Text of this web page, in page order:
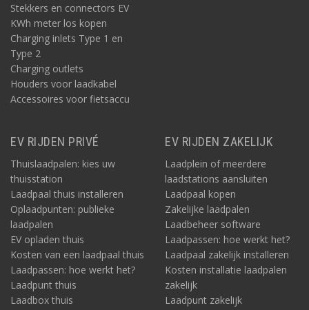
Stekkers en connectors EV
KWh meter los kopen
Charging inlets Type 1 en
Type 2
Charging outlets
Houders voor laadkabel
Accessoires voor fietsaccu
EV RIJDEN PRIVÉ
Thuislaadpalen: kies uw
thuisstation
Laadpaal thuis installeren
Oplaadpunten: publieke
laadpalen
EV opladen thuis
Kosten van een laadpaal thuis
Laadpassen: hoe werkt het?
Laadpunt thuis
Laadbox thuis
EV RIJDEN ZAKELIJK
Laadplein of meerdere
laadstations aansluiten
Laadpaal kopen
Zakelijke laadpalen
Laadbeheer software
Laadpassen: hoe werkt het?
Laadpaal zakelijk installeren
Kosten installatie laadpalen
zakelijk
Laadpunt zakelijk